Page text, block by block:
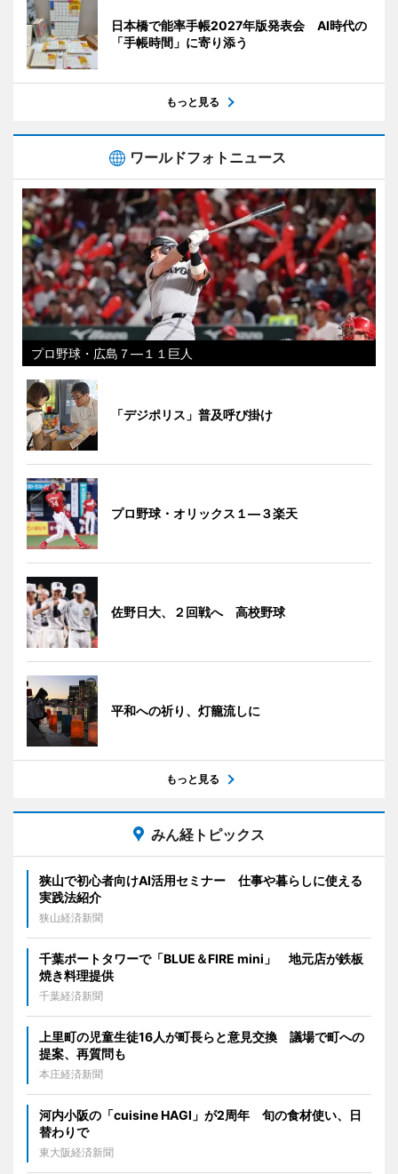
日本橋で能率手帳2027年版発表会 AI時代の
「手帳時間」に寄り添う
もっと見る
ワールドフォトニュース
プロ野球・広島７―１１巨人
「デジポリス」普及呼び掛け
プロ野球・オリックス１―３楽天
佐野日大、２回戦へ 高校野球
平和への祈り、灯籠流しに
もっと見る
みん経トピックス
狭山で初心者向けAI活用セミナー 仕事や暮らしに使える
実践法紹介
狭山経済新聞
千葉ポートタワーで「BLUE＆FIRE mini」 地元店が鉄板
焼き料理提供
千葉経済新聞
上里町の児童生徒16人が町長らと意見交換 議場で町への
提案、再質問も
本庄経済新聞
河内小阪の「cuisine HAGI」が2周年 旬の食材使い、日
替わりで
東大阪経済新聞